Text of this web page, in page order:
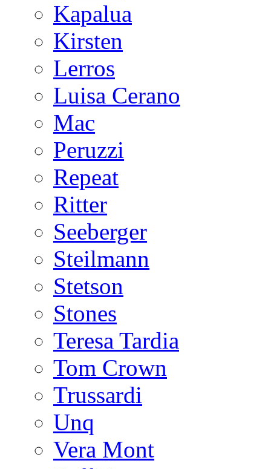
Kapalua
Kirsten
Lerros
Luisa Cerano
Mac
Peruzzi
Repeat
Ritter
Seeberger
Steilmann
Stetson
Stones
Teresa Tardia
Tom Crown
Trussardi
Unq
Vera Mont